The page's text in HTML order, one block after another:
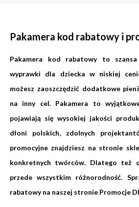
Pakamera kod rabatowy i
Pakamera kod rabatowy to
wyprawki dla dziecka w niskiej
możesz zaoszczędzić dodatkowe
na inny cel. Pakamera to
pojawiają się wysokiej jakości
dłoni polskich, zdolnych
promocyjne znajdziesz na stronie
konkretnych twórców. Dlatego też
przede wszystkim różnorodność.
rabatowy na naszej stronie Promocje